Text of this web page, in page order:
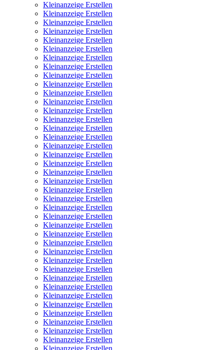
Kleinanzeige Erstellen
Kleinanzeige Erstellen
Kleinanzeige Erstellen
Kleinanzeige Erstellen
Kleinanzeige Erstellen
Kleinanzeige Erstellen
Kleinanzeige Erstellen
Kleinanzeige Erstellen
Kleinanzeige Erstellen
Kleinanzeige Erstellen
Kleinanzeige Erstellen
Kleinanzeige Erstellen
Kleinanzeige Erstellen
Kleinanzeige Erstellen
Kleinanzeige Erstellen
Kleinanzeige Erstellen
Kleinanzeige Erstellen
Kleinanzeige Erstellen
Kleinanzeige Erstellen
Kleinanzeige Erstellen
Kleinanzeige Erstellen
Kleinanzeige Erstellen
Kleinanzeige Erstellen
Kleinanzeige Erstellen
Kleinanzeige Erstellen
Kleinanzeige Erstellen
Kleinanzeige Erstellen
Kleinanzeige Erstellen
Kleinanzeige Erstellen
Kleinanzeige Erstellen
Kleinanzeige Erstellen
Kleinanzeige Erstellen
Kleinanzeige Erstellen
Kleinanzeige Erstellen
Kleinanzeige Erstellen
Kleinanzeige Erstellen
Kleinanzeige Erstellen
Kleinanzeige Erstellen
Kleinanzeige Erstellen
Kleinanzeige Erstellen